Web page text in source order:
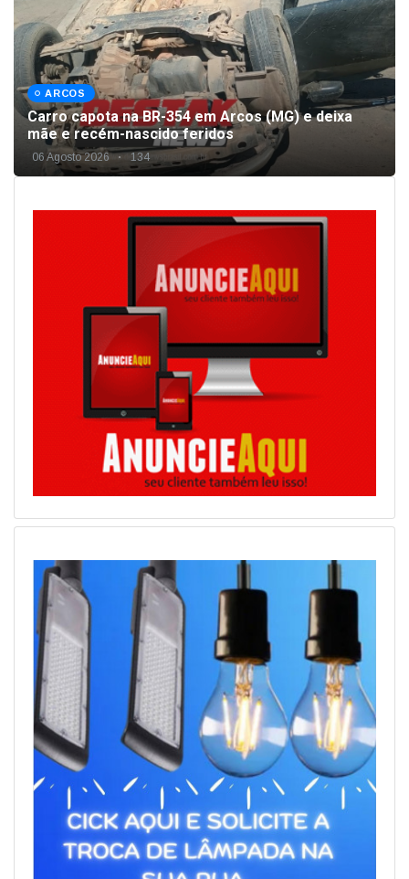
ARCOS
Carro capota na BR-354 em Arcos (MG) e deixa
mãe e recém-nascido feridos
06 Agosto 2026 134